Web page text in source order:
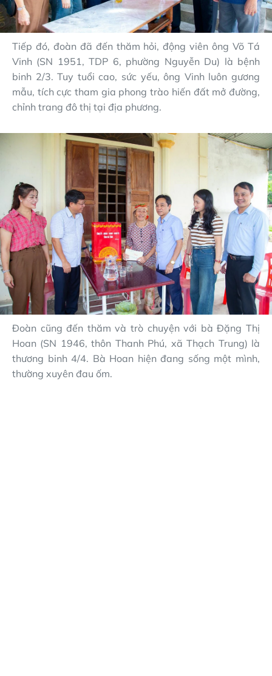
Tiếp đó, đoàn đã đến thăm hỏi, động viên ông Võ Tá
Vinh (SN 1951, TDP 6, phường Nguyễn Du) là bệnh
binh 2/3. Tuy tuổi cao, sức yếu, ông Vinh luôn gương
mẫu, tích cực tham gia phong trào hiến đất mở đường,
chỉnh trang đô thị tại địa phương.
Đoàn cũng đến thăm và trò chuyện với bà Đặng Thị
Hoan (SN 1946, thôn Thanh Phú, xã Thạch Trung) là
thương binh 4/4. Bà Hoan hiện đang sống một mình,
thường xuyên đau ốm.